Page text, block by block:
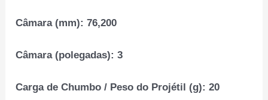
Câmara (mm): 76,200
Câmara (polegadas): 3
Carga de Chumbo / Peso do Projétil (g): 20